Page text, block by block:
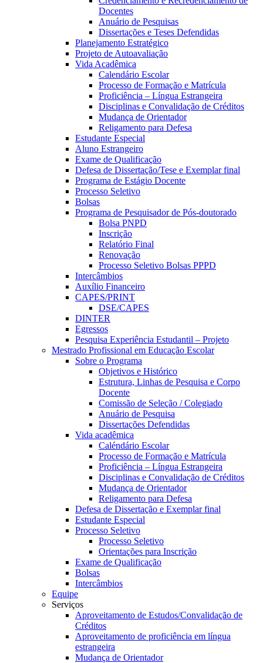
Docentes
Anuário de Pesquisas
Dissertações e Teses Defendidas
Planejamento Estratégico
Projeto de Autoavaliação
Vida Acadêmica
Calendário Escolar
Processo de Formação e Matrícula
Proficiência – Língua Estrangeira
Disciplinas e Convalidação de Créditos
Mudança de Orientador
Religamento para Defesa
Estudante Especial
Aluno Estrangeiro
Exame de Qualificação
Defesa de Dissertação/Tese e Exemplar final
Programa de Estágio Docente
Processo Seletivo
Bolsas
Programa de Pesquisador de Pós-doutorado
Bolsa PNPD
Inscrição
Relatório Final
Renovação
Processo Seletivo Bolsas PPPD
Intercâmbios
Auxílio Financeiro
CAPES/PRINT
DSE/CAPES
DINTER
Egressos
Pesquisa Experiência Estudantil – Projeto
Mestrado Profissional em Educação Escolar
Sobre o Programa
Objetivos e Histórico
Estrutura, Linhas de Pesquisa e Corpo
Docente
Comissão de Seleção / Colegiado
Anuário de Pesquisa
Dissertações Defendidas
Vida acadêmica
Caléndário Escolar
Processo de Formação e Matrícula
Proficiência – Língua Estrangeira
Disciplinas e Convalidação de Créditos
Mudança de Orientador
Religamento para Defesa
Defesa de Dissertação e Exemplar final
Estudante Especial
Processo Seletivo
Processo Seletivo
Orientações para Inscrição
Exame de Qualificação
Bolsas
Intercâmbios
Equipe
Serviços
Aproveitamento de Estudos/Convalidação de
Créditos
Aproveitamento de proficiência em língua
estrangeira
Mudança de Orientador